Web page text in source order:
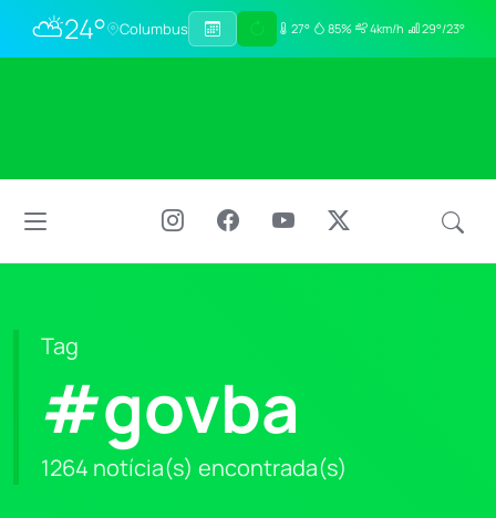
⛅24° Columbus 27° 85% 4km/h 29°/23°
Tag
#govba
1264 notícia(s) encontrada(s)